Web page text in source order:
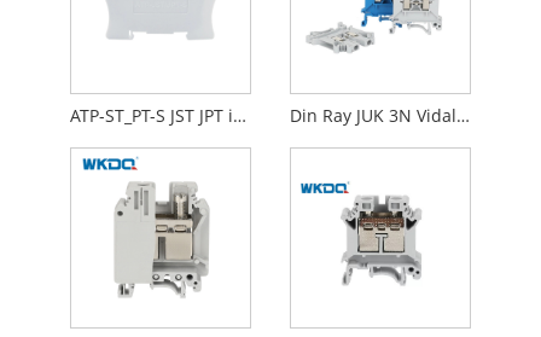
ATP-ST_PT-S JST JPT için Bölme Plakası Terminal Bloğu Din Ray Din Ray JUK 3N Vidalı Elektrik Terminal Bloğu 10AWG Titreşime Dayanıklı